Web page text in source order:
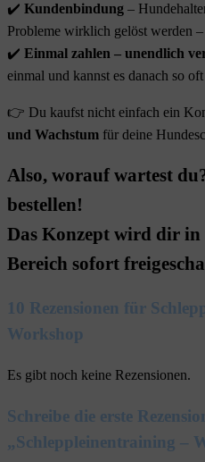
✔️ Kundenbindung –
Probleme wirklich gelöst werden
✔️ Einmal zahlen – unendlich
einmal und kannst es danach so
👉 Du kaufst nicht einfach ein
und Wachstum für deine
Also, worauf wartest
bestellen!
Das Konzept wird dir in
Bereich sofort
10 Rezensionen für
Workshop
Es gibt noch keine Rezensionen.
Schreibe die erste
„Schleppleinentraining –